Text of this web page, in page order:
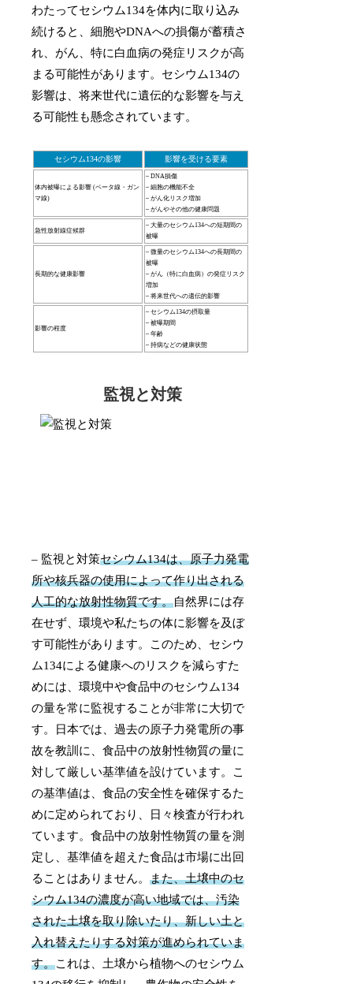
わたってセシウム134を体内に取り込み
続けると、細胞やDNAへの損傷が蓄積さ
れ、がん、特に白血病の発症リスクが高
まる可能性があります。セシウム134の
影響は、将来世代に遺伝的な影響を与え
る可能性も懸念されています。
セシウム134の影響 影響を受ける要素
体内被曝による影響 (ベータ線・ガン
マ線)
– DNA損傷
– 細胞の機能不全
– がん化リスク増加
– がんやその他の健康問題
急性放射線症候群
– 大量のセシウム134への短期間の
被曝
長期的な健康影響
– 微量のセシウム134への長期間の
被曝
– がん（特に白血病）の発症リスク
増加
– 将来世代への遺伝的影響
影響の程度
– セシウム134の摂取量
– 被曝期間
– 年齢
– 持病などの健康状態
監視と対策
– 監視と対策セシウム134は、原子力発電
所や核兵器の使用によって作り出される
人工的な放射性物質です。自然界には存
在せず、環境や私たちの体に影響を及ぼ
す可能性があります。このため、セシウ
ム134による健康へのリスクを減らすた
めには、環境中や食品中のセシウム134
の量を常に監視することが非常に大切で
す。日本では、過去の原子力発電所の事
故を教訓に、食品中の放射性物質の量に
対して厳しい基準値を設けています。こ
の基準値は、食品の安全性を確保するた
めに定められており、日々検査が行われ
ています。食品中の放射性物質の量を測
定し、基準値を超えた食品は市場に出回
ることはありません。また、土壌中のセ
シウム134の濃度が高い地域では、汚染
された土壌を取り除いたり、新しい土と
入れ替えたりする対策が進められていま
す。これは、土壌から植物へのセシウム